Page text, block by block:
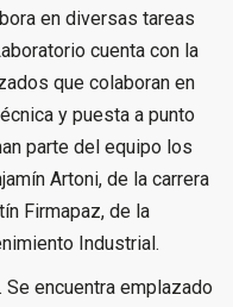
en diversas tareas
cuenta con la
que colaboran en
y puesta a punto
parte del equipo los
Artoni, de la carrera
Firmapaz, de la
Industrial.
. Se encuentra emplazado